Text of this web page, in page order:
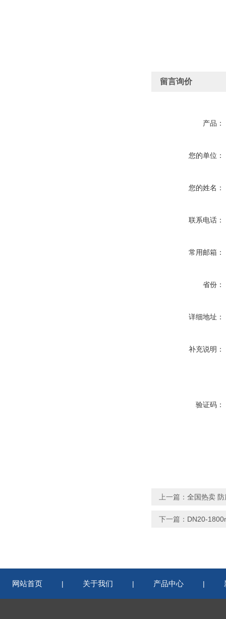
留言询价
产品：
您的单位：
您的姓名：
联系电话：
常用邮箱：
省份：
详细地址：
补充说明：
验证码：
上一篇： 全国热卖
下一篇： DN20-
网站首页 | 关于我们 | 产品中心 |